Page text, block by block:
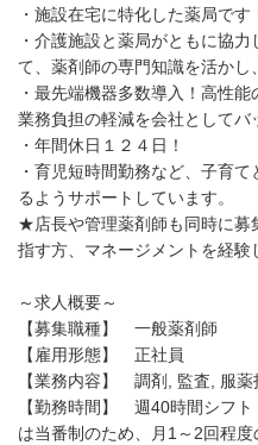
・施設在宅に特化した薬局です
・介護施設と薬局がともに協
て、薬剤師の専門知識を活かし
・最先端機器多数導入！高性
業務負担の軽減を会社としてバ
・年間休日１２４日！
・育児短時間勤務など、子育
るようサポートしています。
★店長や管理薬剤師も同時に募
指す方、マネージメントを経験
～求人概要～
【募集職種】 一般薬剤師
【雇用形態】 正社員
【業務内容】 調剤, 監査, 服薬
【勤務時間】 週40時間シフ
は当番制のため、月1～2回程度